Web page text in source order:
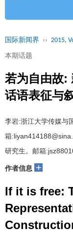
国际新闻界 ›› 2015,
本期话题
若为自由故:
话语表征与
李岩:浙江大学传媒与
箱
研究生。邮箱
作者信息 +
If it is free: